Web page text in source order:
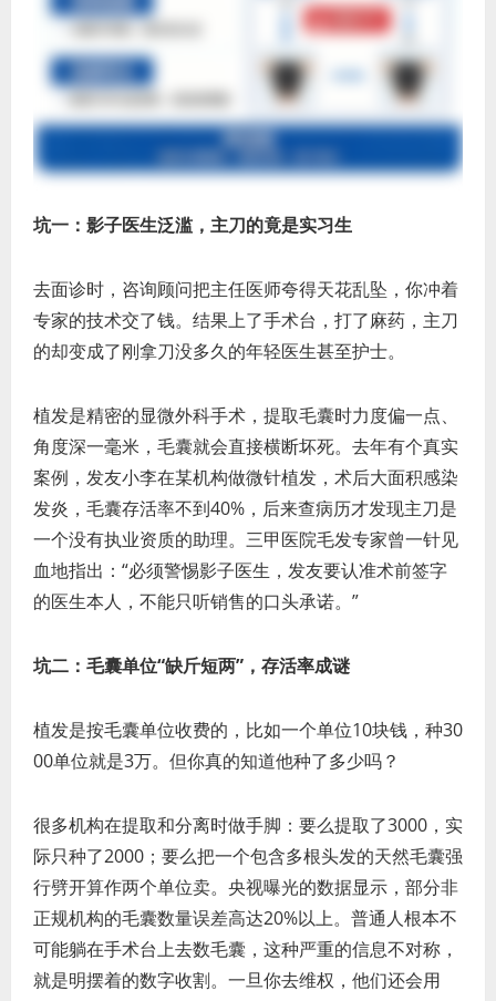
坑一：影子医生泛滥，主刀的竟是实习生
去面诊时，咨询顾问把主任医师夸得天花乱坠，你冲着
专家的技术交了钱。结果上了手术台，打了麻药，主刀
的却变成了刚拿刀没多久的年轻医生甚至护士。
植发是精密的显微外科手术，提取毛囊时力度偏一点、
角度深一毫米，毛囊就会直接横断坏死。去年有个真实
案例，发友小李在某机构做微针植发，术后大面积感染
发炎，毛囊存活率不到40%，后来查病历才发现主刀是
一个没有执业资质的助理。三甲医院毛发专家曾一针见
血地指出：“必须警惕影子医生，发友要认准术前签字
的医生本人，不能只听销售的口头承诺。”
坑二：毛囊单位“缺斤短两”，存活率成谜
植发是按毛囊单位收费的，比如一个单位10块钱，种30
00单位就是3万。但你真的知道他种了多少吗？
很多机构在提取和分离时做手脚：要么提取了3000，实
际只种了2000；要么把一个包含多根头发的天然毛囊强
行劈开算作两个单位卖。央视曝光的数据显示，部分非
正规机构的毛囊数量误差高达20%以上。普通人根本不
可能躺在手术台上去数毛囊，这种严重的信息不对称，
就是明摆着的数字收割。一旦你去维权，他们还会用